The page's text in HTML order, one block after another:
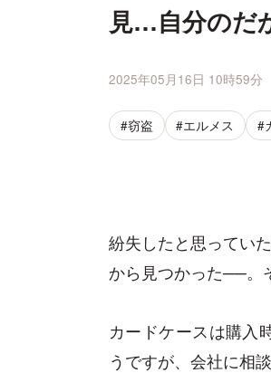
見…自分のだ
2025年05月16日 10時59分
#窃盗 #エルメス #
紛失したと思ってい
から見つかった──。
カードケースは購入
うですが、会社に相